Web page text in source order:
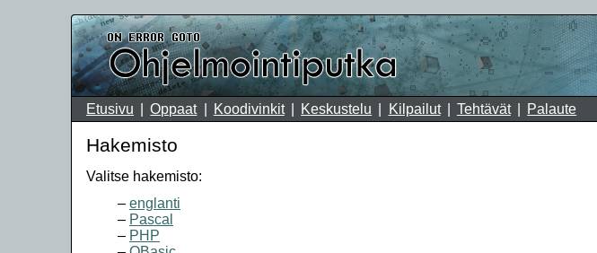
Etusivu Oppaat Koodivinkit Keskustelu Kilpailut Tehtävät Palaute
Hakemisto
Valitse hakemisto:
englanti
Pascal
PHP